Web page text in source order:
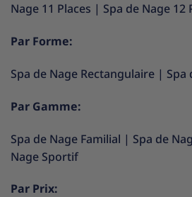
Nage 11 Places | Spa de Nage 12
Par Forme:
Spa de Nage Rectangulaire | Spa
Par Gamme:
Spa de Nage Familial | Spa de
Nage Sportif
Par Prix: